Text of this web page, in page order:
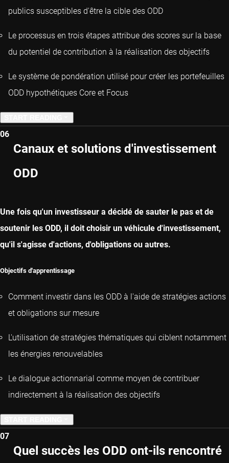
publics susceptibles d'être la cible des ODD
Le processus en trois étapes attribue des scores sur la base
du potentiel de contribution à la réalisation des objectifs
Le système de pondération utilisé pour créer les portefeuilles
ODD hypothétiques Core et Focus
PREVIOUS CHAPTER
06
Canaux et solutions d'investissement
ODD
Une fois qu'un investisseur a décidé de sauter le pas et de
soutenir les ODD, il doit choisir un véhicule d'investissement,
qu'il s'agisse d'actions, d'obligations ou autres.
Objectifs d'apprentissage
Comment investir dans les ODD à l'aide de stratégies actions
et obligations sur mesure
L'utilisation de stratégies thématiques qui ciblent notamment
les énergies renouvelables
Le dialogue actionnarial comme moyen de contribuer
indirectement à la réalisation des objectifs
PREVIOUS CHAPTER
07
Quel succès les ODD ont-ils rencontré